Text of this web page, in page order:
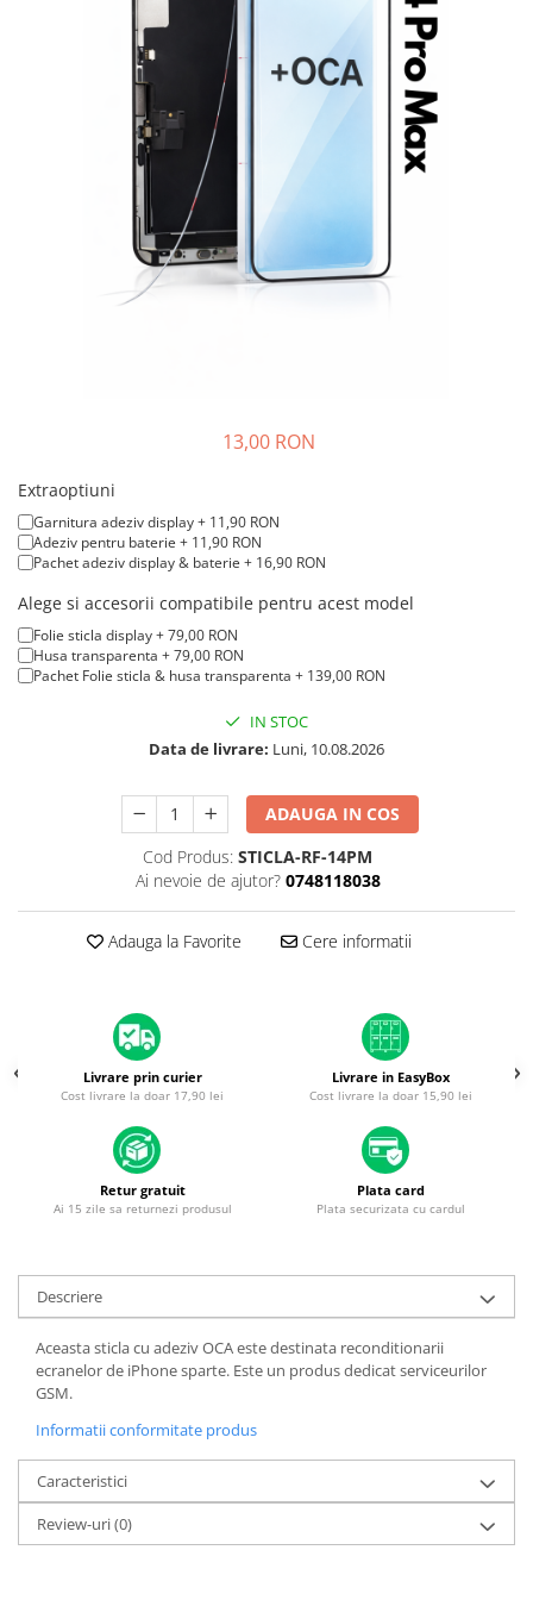
A2251 (Retina 13” 2020)
A2289 (Retina 13” 2020)
A2338 (M1/M2 13” 2020-2022)
A2442 (M1 14” 2021)
A2485 (M1 16” 2021)
A2779 (M2 14” 2023)
A2918 (M3 14” 2023)
A2992 (M3 14” 2023)
A1369 (13” 2010-2011)
A1370 (11” 2010-2011)
A1465 (11” 2012-2015)
A1466 (13” 2012-2017)
A1932 (13” 2018-2019)
A2179 (13” 2020)
A2941 (M2 15” 2023)
A3240 (M4 13” 2025)
A1278 (Unibody 13” 2009-2012)
A1286 (Unibody 15” 2008-2012)
A1297 (Unibody 17” 2009-2011)
A1342 (Unibody 13” 2009-2010)
A1534 (Retina 12” 2015-2017)
Piese & Accesorii iPhone
iPhone 16 Pro
iPhone 17 Pro
iPhone 15 Pro Max
iPhone 17
iPhone 16
iPhone 15 Plus
iPhone 15
iPhone 14 Pro Max
iPhone 14 Pro
iPhone 14 Plus
13,00 RON
Extraoptiuni
Garnitura adeziv display + 11,90 RON
Adeziv pentru baterie + 11,90 RON
Pachet adeziv display & baterie + 16,90 RON
Alege si accesorii compatibile pentru acest model
Folie sticla display + 79,00 RON
Husa transparenta + 79,00 RON
Pachet Folie sticla & husa transparenta + 139,00 RON
IN STOC
Data de livrare: Luni, 10.08.2026
ADAUGA IN COS
Cod Produs: STICLA-RF-14PM
Ai nevoie de ajutor? 0748118038
Adauga la Favorite Cere informatii
Livrare prin curier
Cost livrare la doar 17,90 lei
Livrare in EasyBox
Cost livrare la doar 15,90 lei
Retur gratuit
Ai 15 zile sa returnezi produsul
Plata card
Plata securizata cu cardul
Descriere
Aceasta sticla cu adeziv OCA este destinata reconditionarii
ecranelor de iPhone sparte. Este un produs dedicat serviceurilor
GSM.
Informatii conformitate produs
Caracteristici
Review-uri(0)